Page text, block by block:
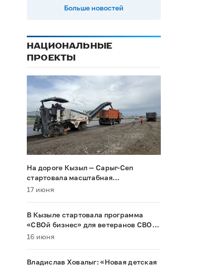
Больше новостей
НАЦИОНАЛЬНЫЕ
ПРОЕКТЫ
На дороге Кызыл — Сарыг-Сеп
стартовала масштабная
реконструкция
17 июня
В Кызыле стартовала программа
«СВОй бизнес» для ветеранов СВО и
их семей
16 июня
Владислав Ховалыг: «Новая детская